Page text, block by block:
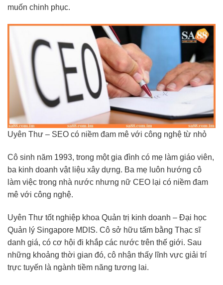
muốn chinh phục.
Uyên Thư – SEO có niềm đam mê với công nghệ từ nhỏ
Cô sinh năm 1993, trong một gia đình có mẹ làm giáo viên,
ba kinh doanh vật liệu xây dựng. Ba mẹ luôn hướng cô
làm việc trong nhà nước nhưng nữ CEO lại có niềm đam
mê với công nghệ.
Uyên Thư tốt nghiệp khoa Quản trị kinh doanh – Đại học
Quản lý Singapore MDIS. Cô sở hữu tấm bằng Thạc sĩ
danh giá, có cơ hội đi khắp các nước trên thế giới. Sau
những khoảng thời gian đó, cô nhận thấy lĩnh vực giải trí
trực tuyến là ngành tiềm năng tương lai.